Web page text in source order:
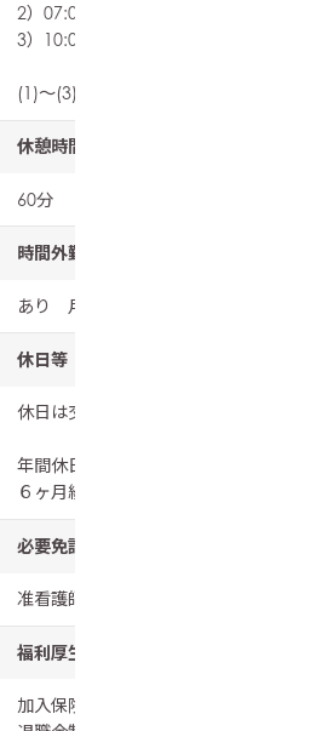
2）07:00～16:00
3）10:00～19:00
(1)～(3)交代制勤務
休憩時間
60分
時間外勤務
あり 月平均2時間
休日等
休日は交替制（シフトによる 月9回）
年間休日数：107日
６ヶ月経過後の年次有給休暇日数：10日
必要免許・資格
准看護師
福利厚生
加入保険：雇用、労災、健康、厚生